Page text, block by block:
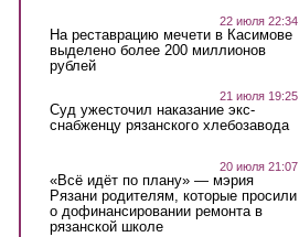
22 июля 22:34
На реставрацию мечети в Касимове
выделено более 200 миллионов
рублей
21 июля 19:25
Суд ужесточил наказание экс-
снабженцу рязанского хлебозавода
20 июля 21:07
«Всё идёт по плану» — мэрия
Рязани родителям, которые просили
о дофинансировании ремонта в
рязанской школе